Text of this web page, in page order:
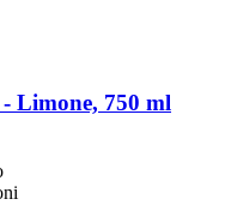
Limone, 750 ml